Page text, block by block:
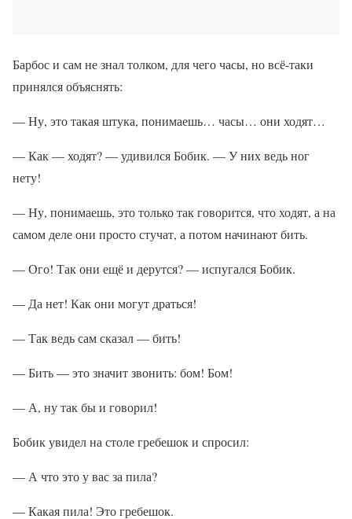
Барбос и сам не знал толком, для чего часы, но всё-таки
принялся объяснять:
— Ну, это такая штука, понимаешь… часы… они ходят…
— Как — ходят? — удивился Бобик. — У них ведь ног
нету!
— Ну, понимаешь, это только так говорится, что ходят, а на
самом деле они просто стучат, а потом начинают бить.
— Ого! Так они ещё и дерутся? — испугался Бобик.
— Да нет! Как они могут драться!
— Так ведь сам сказал — бить!
— Бить — это значит звонить: бом! Бом!
— А, ну так бы и говорил!
Бобик увидел на столе гребешок и спросил:
— А что это у вас за пила?
— Какая пила! Это гребешок.